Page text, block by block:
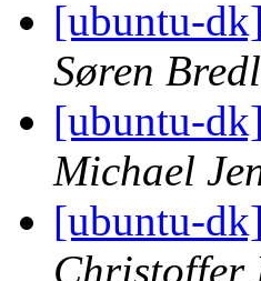
[ubuntu-
Søren
[ubuntu-
Michael
[ubuntu-
Christoffer